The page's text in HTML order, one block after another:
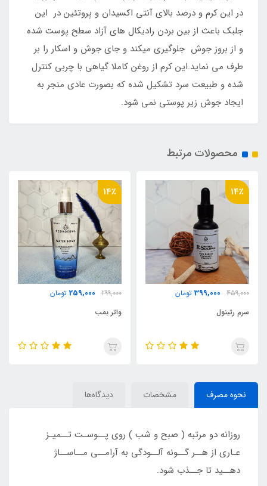
در این کرم و درصد بالای آنتی اکسیدان و پروتئین در این
جلبک باعث از بین بردن رادیکال های آزاد سطح پوست شده
و از بروز جوش جلوگیری میکند و جای جوش و اسکار را بر
طرف می نماید.این کرم از روغن کاملا گیاهی با چربی کنترل
شده و طبیعت سرد تشکیل شده که بصورت عادی منجر به
ایجاد جوش زیر پوستی نمی شود.
محصولات مرتبط
14٪
299,000
259,000 تومان
واتر بمب
11٪
299,000
269,000 تومان
ژل لیفت ابرو
نحوه مصرف مشخصات دیدگاه‌ها
روزانه دو مرتبه ( صبح و شب ) روی پــوسـت تــمیـز
عـاری از هــر گــونه آلــودگی به آرامــی مــاســاژ
دهــید تا جــذب شود.